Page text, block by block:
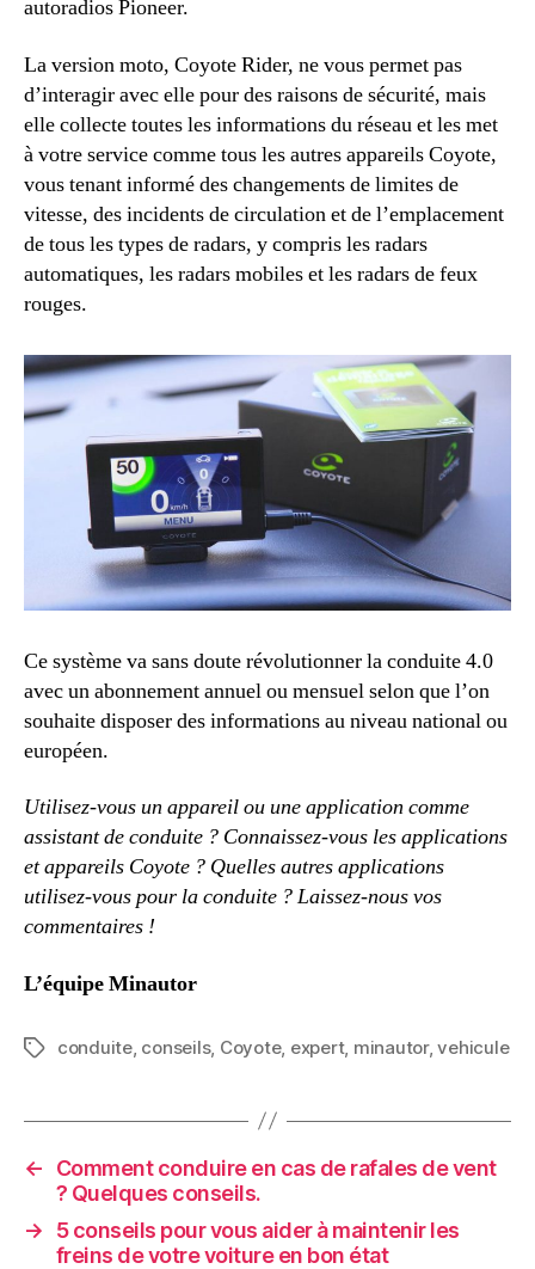
autoradios Pioneer.
La version moto, Coyote Rider, ne vous permet pas
d’interagir avec elle pour des raisons de sécurité, mais
elle collecte toutes les informations du réseau et les met
à votre service comme tous les autres appareils Coyote,
vous tenant informé des changements de limites de
vitesse, des incidents de circulation et de l’emplacement
de tous les types de radars, y compris les radars
automatiques, les radars mobiles et les radars de feux
rouges.
Ce système va sans doute révolutionner la conduite 4.0
avec un abonnement annuel ou mensuel selon que l’on
souhaite disposer des informations au niveau national ou
européen.
Utilisez-vous un appareil ou une application comme
assistant de conduite ? Connaissez-vous les applications
et appareils Coyote ? Quelles autres applications
utilisez-vous pour la conduite ? Laissez-nous vos
commentaires !
L’équipe Minautor
Étiquettes
conduite, conseils, Coyote, expert, minautor,vehicule
←
Comment conduire en cas de rafales de vent
? Quelques conseils.
→
5 conseils pour vous aider à maintenir les
freins de votre voiture en bon état